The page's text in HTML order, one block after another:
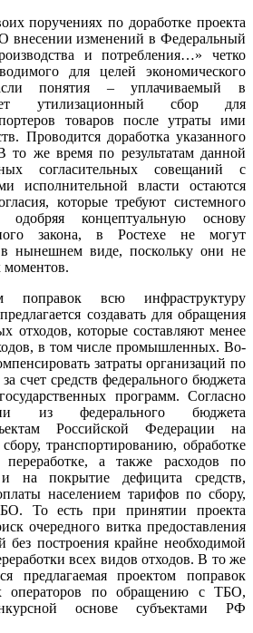
поручениях по доработке проекта
внесении изменений в Федеральный
и потребления…» четко
для целей экономического
понятия – уплачиваемый в
утилизационный сбор для
товаров после утраты ими
Проводится доработка указанного
то же время по результатам данной
согласительных совещаний с
исполнительной власти остаются
которые требуют системного
концептуальную основу
закона, в Ростехе не могут
нынешнем виде, поскольку они не
поправок всю инфраструктуру
создавать для обращения
отходов, которые составляют менее
в том числе промышленных. Во-
затраты организаций по
счет средств федерального бюджета
программ. Согласно
из федерального бюджета
Российской Федерации на
транспортированию, обработке
а также расходов по
на покрытие дефицита средств,
населением тарифов по сбору,
То есть при принятии проекта
очередного витка предоставления
без построения крайне необходимой
всех видов отходов. В то же
предлагаемая проектом поправок
операторов по обращению с ТБО,
основе субъектами РФ